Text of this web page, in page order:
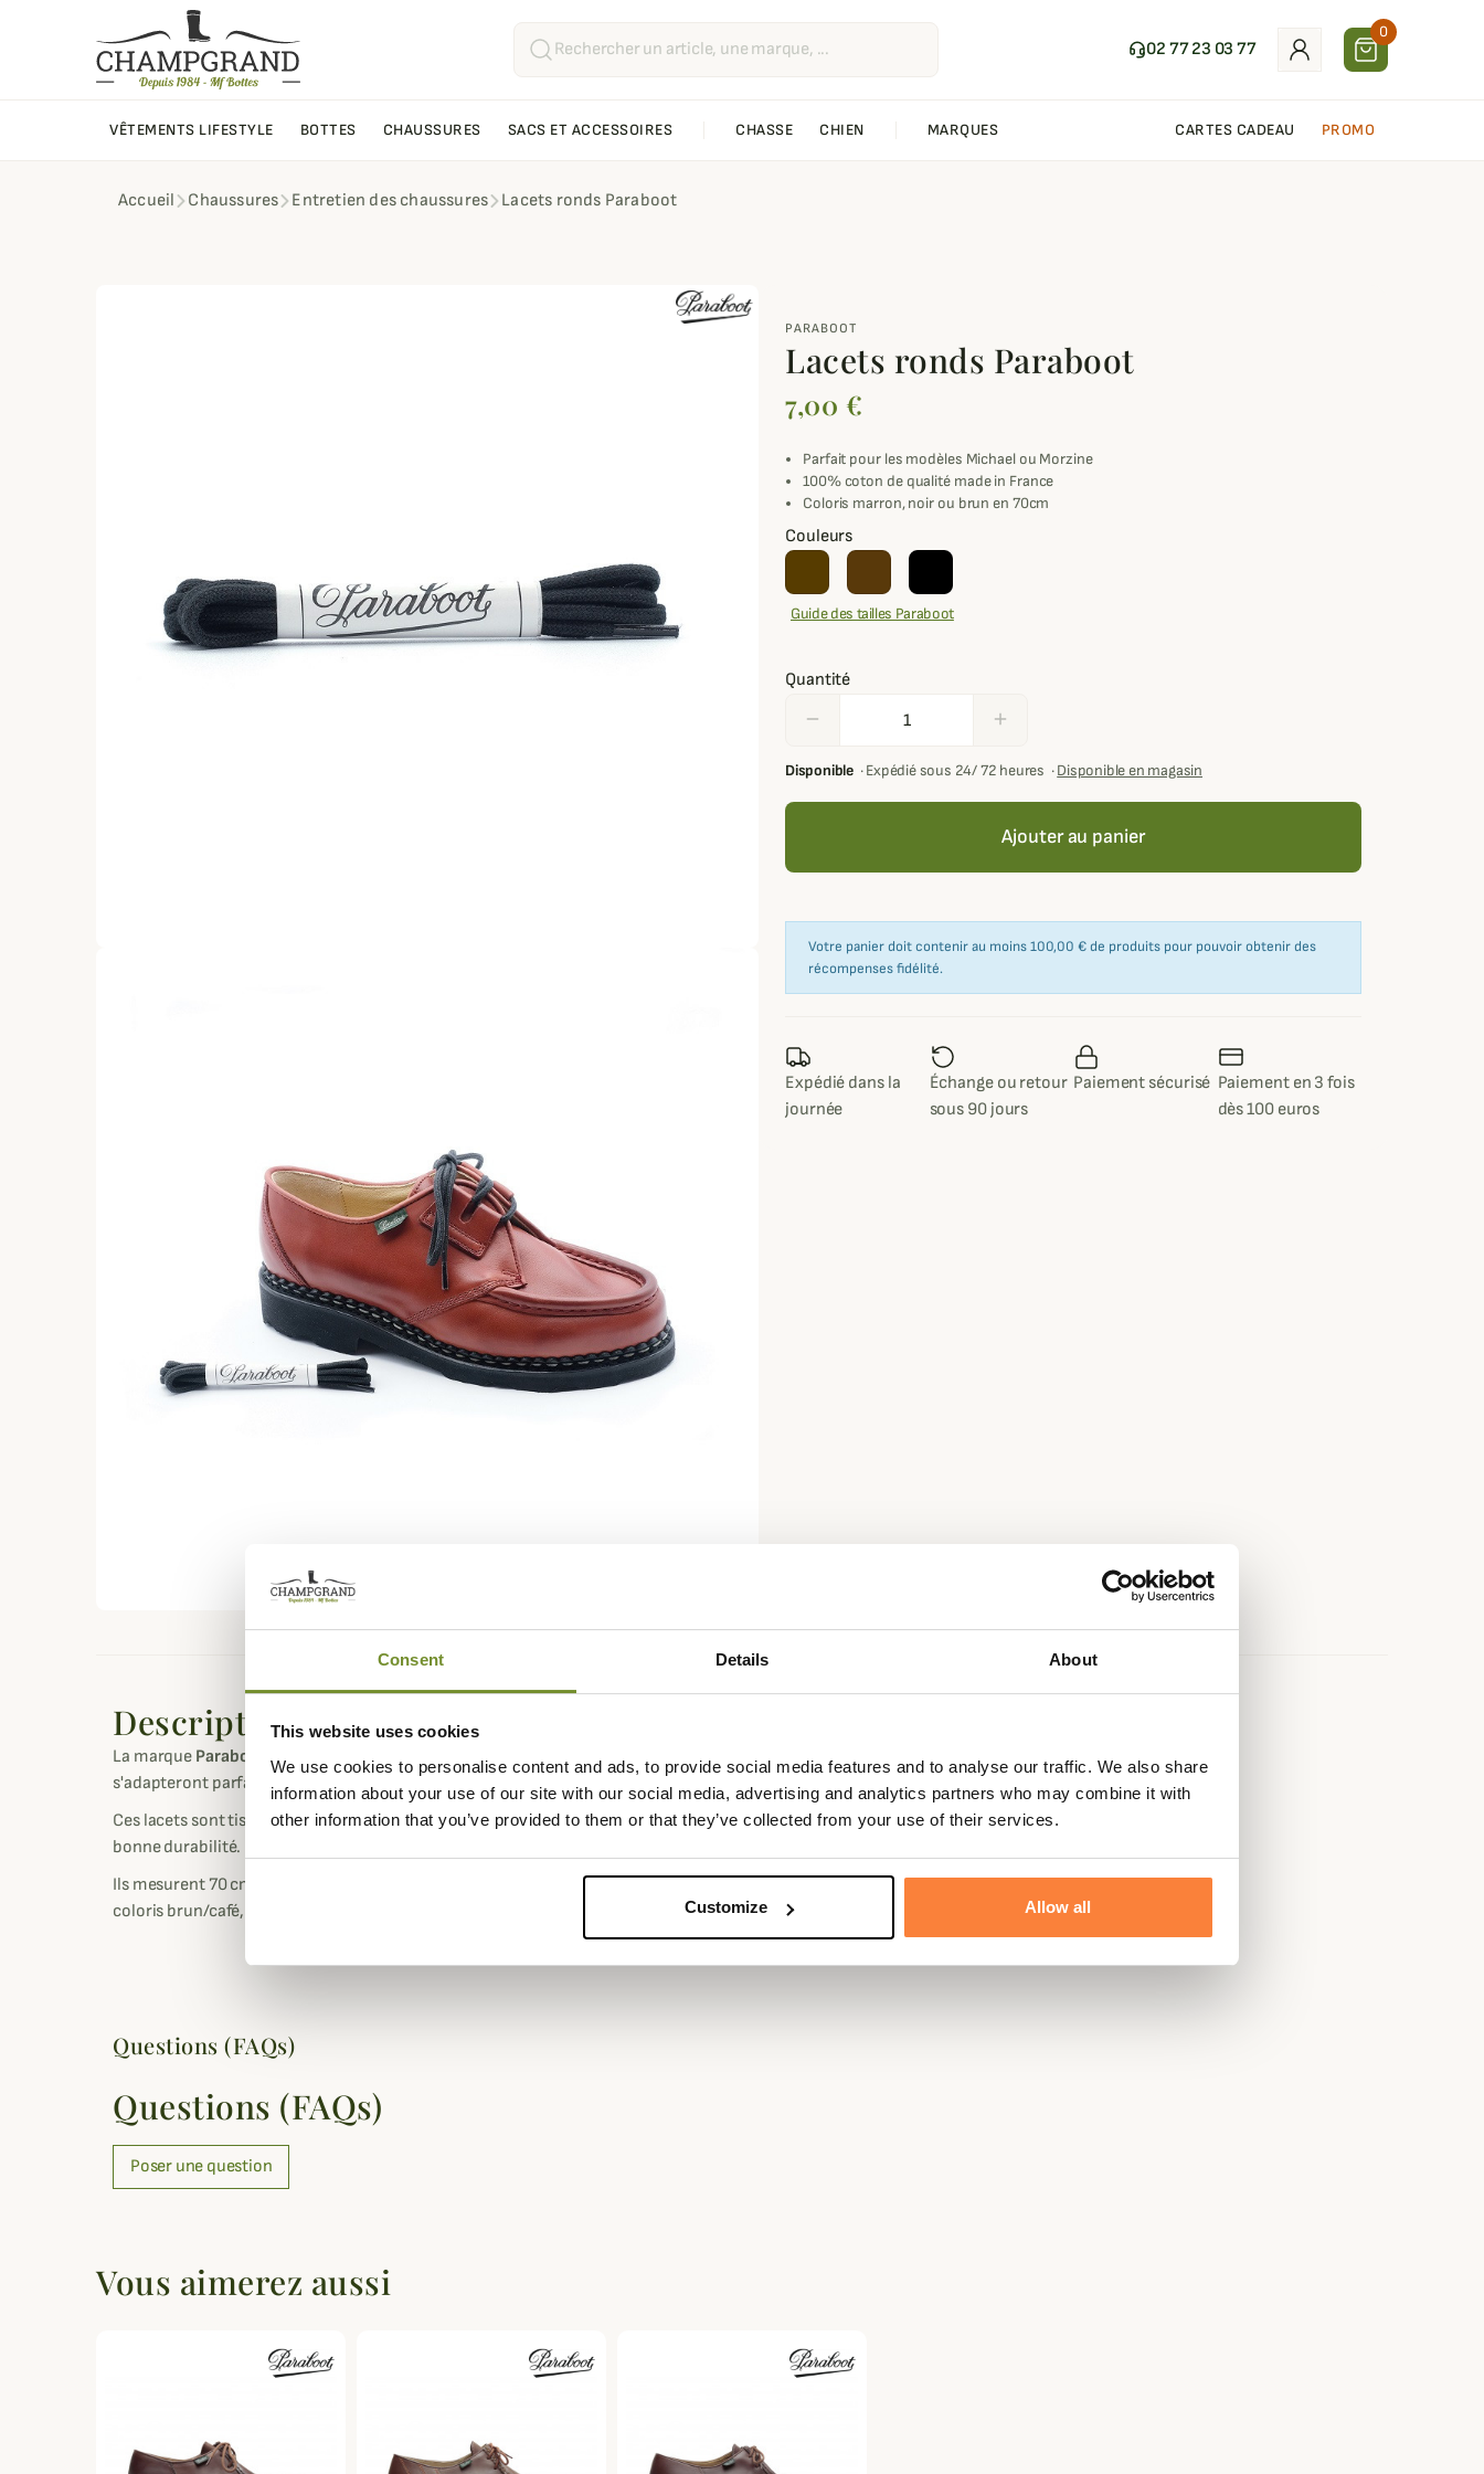
Consent Details About
This website uses cookies
We use cookies to personalise content and ads, to provide social media features and to analyse our traffic. We also share
information about your use of our site with our social media, advertising and analytics partners who may combine it with
other information that you’ve provided to them or that they’ve collected from your use of their services.
Customize Allow all
02 77 23 03 77
0
VÊTEMENTS LIFESTYLE BOTTES CHAUSSURES SACS ET ACCESSOIRES CHASSE CHIEN MARQUES CARTES CADEAU PROMO
Accueil Chaussures Entretien des chaussures Lacets ronds Paraboot
PARABOOT
Lacets ronds Paraboot
7,00 €
Parfait pour les modèles Michael ou Morzine
100% coton de qualité made in France
Coloris marron, noir ou brun en 70cm
Couleurs
Guide des tailles Paraboot
Quantité
remove add
Disponible ·Expédié sous 24/ 72 heures ·Disponible en magasin
Ajouter au panier
Votre panier doit contenir au moins 100,00 € de produits pour pouvoir obtenir des
récompenses fidélité.
Expédié dans la
journée
Échange ou retour
sous 90 jours
Paiement sécurisé Paiement en 3 fois
dès 100 euros
Description
La marque Paraboot
vous propose ces lacets ronds de différents coloris qui
s'adapteront parfaitement à votre paire de
Michaelou de Morzine
Ces lacets sont tissés en 100% coton de qualité en France pour vous assurer une
bonne durabilité.
Ils mesurent 70 cm et possèdent un diamètre de 3,5mm. Nous vous proposons les
coloris brun/café, marron ou noir.
Composition 100% Coton
Lavage 40° en machine
Coloris Marron, Noir
Questions (FAQs)
Questions (FAQs)
Poser une question
Vous aimerez aussi